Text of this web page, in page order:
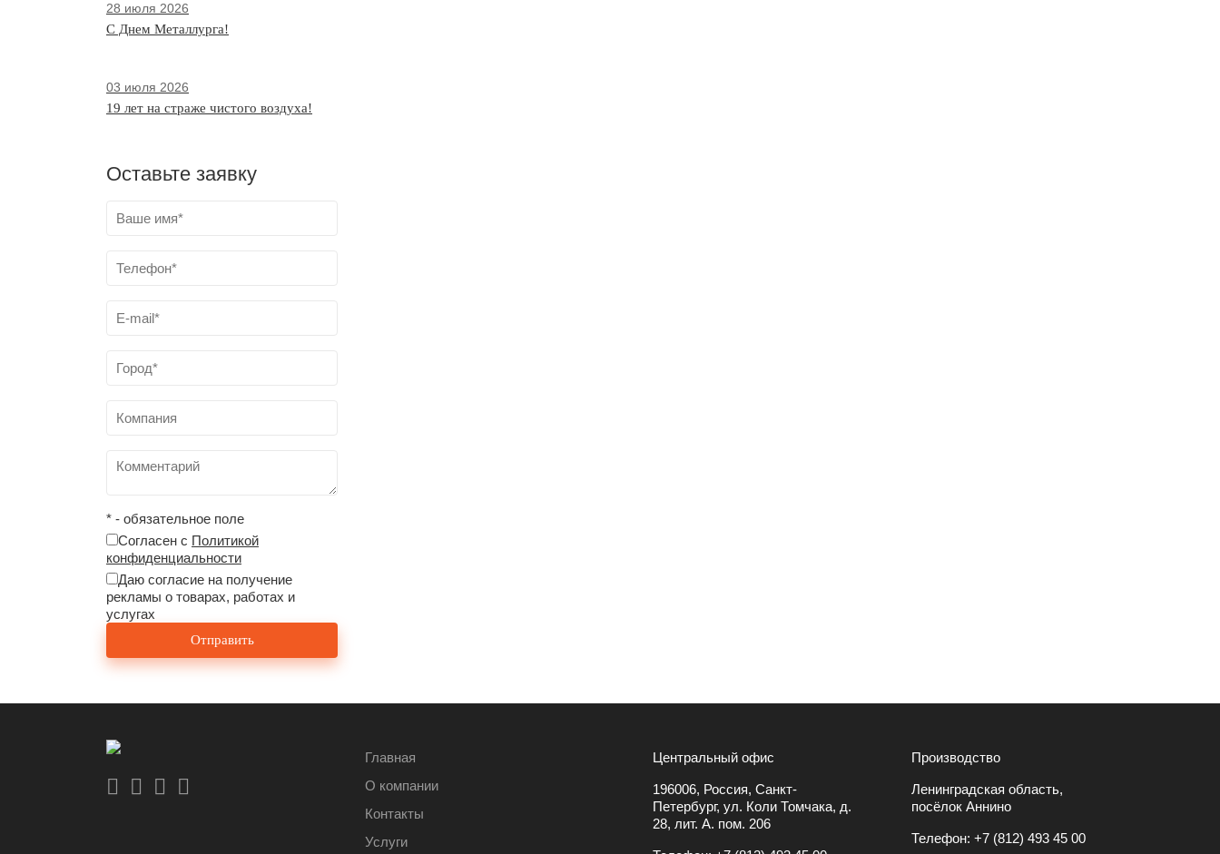
28 июля 2026
С Днем Металлурга!
03 июля 2026
19 лет на страже чистого воздуха!
Оставьте заявку
* - обязательное поле
Согласен с Политикой
конфиденциальности
Даю согласие на получение
рекламы о товарах, работах и
услугах
Главная
О компании
Контакты
Услуги
Центральный офис
196006, Россия, Санкт-
Петербург, ул. Коли Томчака, д.
28, лит. А. пом. 206
Производство
Ленинградская область,
посёлок Аннино
Телефон: +7 (812) 493 45 00